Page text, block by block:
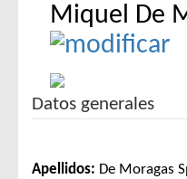
Miquel De
Datos generales
Apellidos: De Moragas